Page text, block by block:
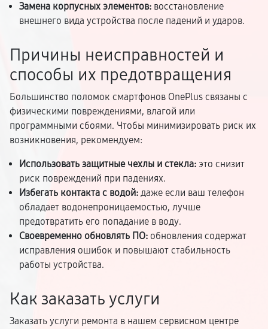
Замена корпусных элементов: восстановление
внешнего вида устройства после падений и ударов.
Причины неисправностей и
способы их предотвращения
Большинство поломок смартфонов OnePlus связаны с
физическими повреждениями, влагой или
программными сбоями. Чтобы минимизировать риск их
возникновения, рекомендуем:
Использовать защитные чехлы и стекла: это снизит
риск повреждений при падениях.
Избегать контакта с водой: даже если ваш телефон
обладает водонепроницаемостью, лучше
предотвратить его попадание в воду.
Своевременно обновлять ПО: обновления содержат
исправления ошибок и повышают стабильность
работы устройства.
Как заказать услуги
Заказать услуги ремонта в нашем сервисном центре